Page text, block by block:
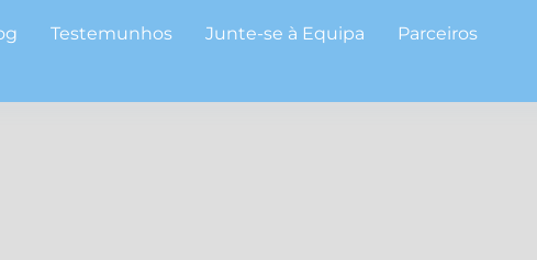
Testemunhos Junte-se à Equipa Parceiros